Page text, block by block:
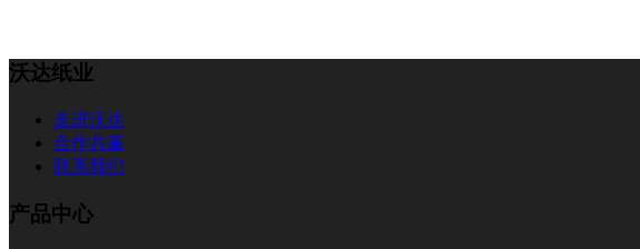
沃达纸业
走进沃达
合作共赢
联系我们
产品中心